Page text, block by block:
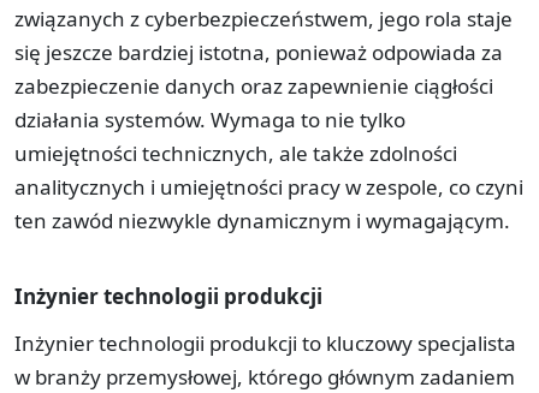
związanych z cyberbezpieczeństwem, jego rola staje
się jeszcze bardziej istotna, ponieważ odpowiada za
zabezpieczenie danych oraz zapewnienie ciągłości
działania systemów. Wymaga to nie tylko
umiejętności technicznych, ale także zdolności
analitycznych i umiejętności pracy w zespole, co czyni
ten zawód niezwykle dynamicznym i wymagającym.
Inżynier technologii produkcji
Inżynier technologii produkcji to kluczowy specjalista
w branży przemysłowej, którego głównym zadaniem